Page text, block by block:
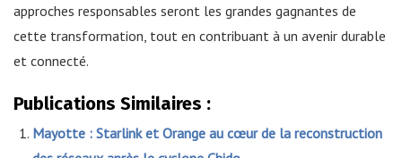
approches responsables seront les grandes gagnantes de
cette transformation, tout en contribuant à un avenir durable
et connecté.
Publications Similaires :
Mayotte : Starlink et Orange au cœur de la reconstruction